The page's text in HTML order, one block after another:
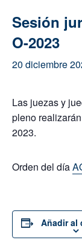
Sesión
O-2023
20 diciembre
Las juezas y
pleno
2023.
Orden del día
Añadir al